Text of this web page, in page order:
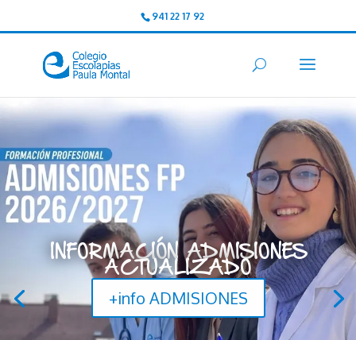
941 22 17 92
INFORMACIÓN ADMISIONES
ACTUALIZADO
+info ADMISIONES